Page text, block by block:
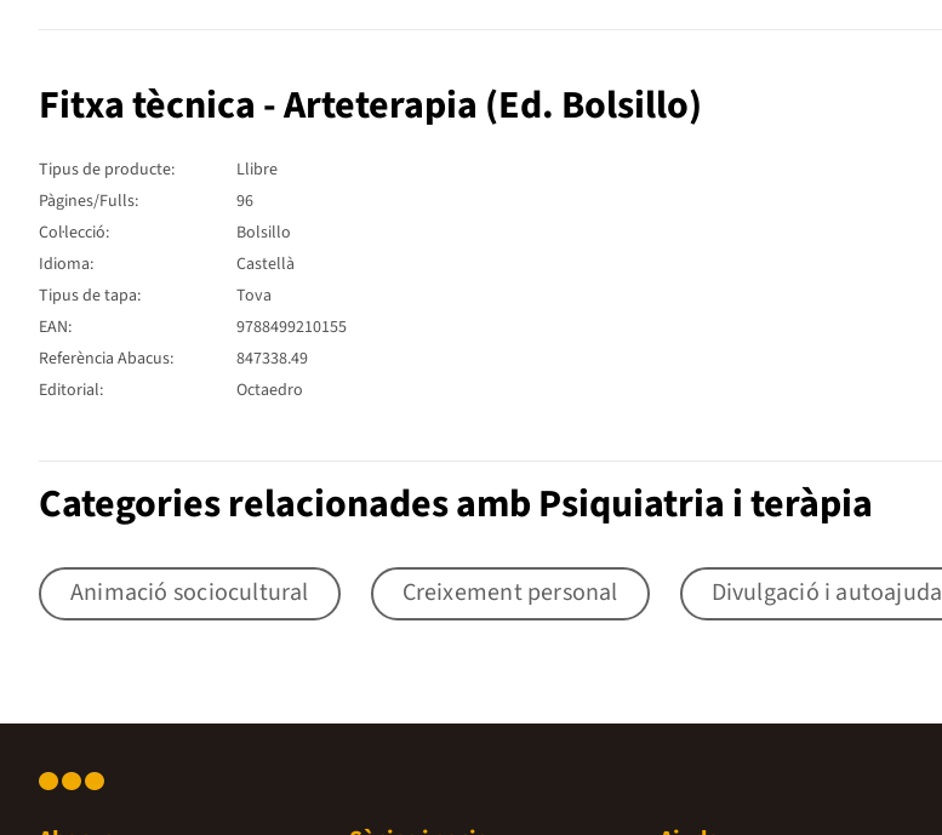
Fitxa tècnica - Arteterapia (Ed. Bolsillo)
Tipus de producte:
Llibre
Pàgines/Fulls:
96
Col·lecció:
Bolsillo
Idioma:
Castellà
Tipus de tapa:
Tova
EAN:
9788499210155
Referència Abacus:
847338.49
Editorial:
Octaedro
Categories relacionades amb Psiquiatria i teràpia
Animació sociocultural Creixement personal Divulgació i autoajuda